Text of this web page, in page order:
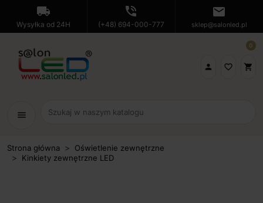
local_shipping
Wysyłka od 24H
phone_in_talk
(+48) 694-000-777
mail
sklep@salonled.pl
 favorite_border shopping_cart
0
menu
Strona główna
Oświetlenie zewnętrzne
Kinkiety zewnętrzne LED